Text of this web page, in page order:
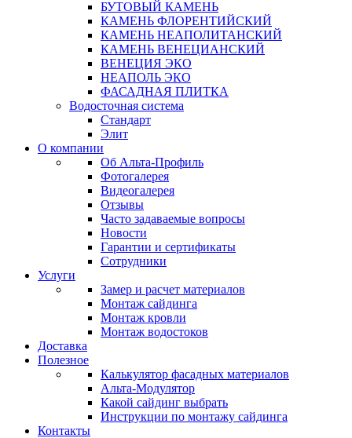
БУТОВЫЙ КАМЕНЬ
КАМЕНЬ ФЛОРЕНТИЙСКИЙ
КАМЕНЬ НЕАПОЛИТАНСКИЙ
КАМЕНЬ ВЕНЕЦИАНСКИЙ
ВЕНЕЦИЯ ЭКО
НЕАПОЛЬ ЭКО
ФАСАДНАЯ ПЛИТКА
Водосточная система
Стандарт
Элит
О компании
Об Альта-Профиль
Фотогалерея
Видеогалерея
Отзывы
Часто задаваемые вопросы
Новости
Гарантии и сертификаты
Сотрудники
Услуги
Замер и расчет материалов
Монтаж сайдинга
Монтаж кровли
Монтаж водостоков
Доставка
Полезное
Калькулятор фасадных материалов
Альта-Модулятор
Какой сайдинг выбрать
Инструкции по монтажу сайдинга
Контакты